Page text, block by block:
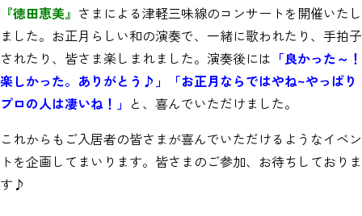
『徳田恵美』 さまによる津軽三味線のコンサートを開催いたし
ました。お正月らしい和の演奏で、一緒に歌われたり、手拍子
されたり、皆さま楽しまれました。演奏後には 「良かった～！
楽しかった。ありがとう♪」「お正月ならではやね~やっぱり
プロの人は凄いね！」 と、喜んでいただけました。
これからもご入居者の皆さまが喜んでいただけるようなイベン
トを企画してまいります。皆さまのご参加、お待ちしておりま
す♪